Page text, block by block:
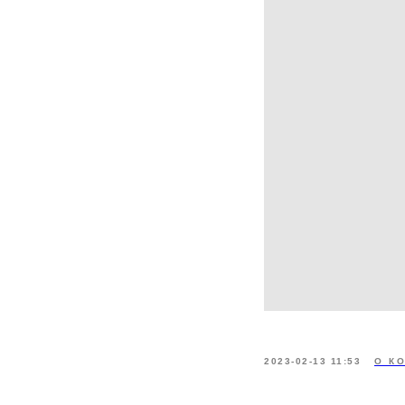
2023-02-13 11:53 О